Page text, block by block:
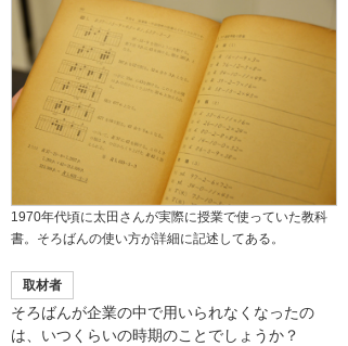
1970年代頃に太田さんが実際に授業で使っていた教科
書。そろばんの使い方が詳細に記述してある。
取材者
そろばんが企業の中で用いられなくなったの
は、いつくらいの時期のことでしょうか？